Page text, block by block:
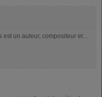
est un auteur, compositeur et